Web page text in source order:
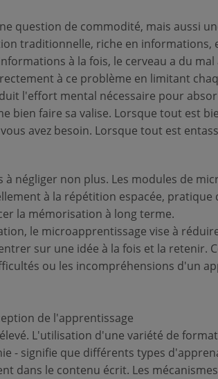
question de commodité, mais aussi
traditionnelle, riche en informations,
à la fois, le cerveau a du
à ce problème en limitant
l'effort mental nécessaire pour
bien faire sa valise. Lorsque tout est
avez besoin. Lorsque tout est
négliger non plus. Les modules de
à la répétition espacée, pratique
la mémorisation à long terme.
le microapprentissage vise à
sur une idée à la fois et la retenir.
ou les incompréhensions d'un
de l'apprentissage
L'utilisation d'une variété de
- signifie que différents types
dans le contenu écrit. Les